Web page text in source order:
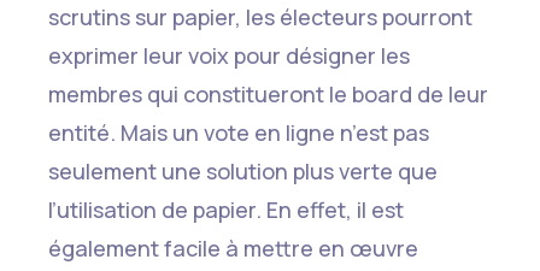
scrutins sur papier, les électeurs pourront
exprimer leur voix pour désigner les
membres qui constitueront le board de leur
entité. Mais un vote en ligne n’est pas
seulement une solution plus verte que
l’utilisation de papier. En effet, il est
également facile à mettre en œuvre